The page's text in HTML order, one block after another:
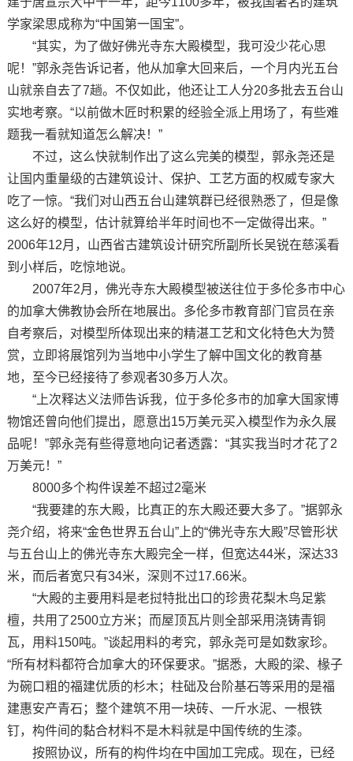
学家梁思成称为“中国第一国宝”。
“其实，为了做好佛光寺东大殿模型，我可没少花心思
呢！”郭永尧告诉记者，他从加拿大回来后，一个月内光五台
山就亲自去了7趟。不仅如此，他还让工人分20多批去五台山
实地考察。“以前做木匠时积累的经验全派上用场了，有些难
题我一看就知道怎么解决！”
不过，这么快就制作出了这么完美的模型，郭永尧还是
让国内重量级的古建筑设计、保护、工艺方面的权威专家大
吃了一惊。“我们对山西五台山建筑群已经很熟悉了，但是像
这么好的模型，估计就算给半年时间也不一定做得出来。”
2006年12月，山西省古建筑设计研究所副所长吴锐在慈溪看
到小样后，吃惊地说。
2007年2月，佛光寺东大殿模型被送往位于多伦多市中心
的加拿大佛教协会所在地展出。多伦多市教育部门官员在亲
自考察后，对模型所体现出来的精湛工艺和文化特色大为赞
赏，立即将展馆列为当地中小学生了解中国文化的教育基
地，至今已经接待了参观者30多万人次。
“上次释达义法师告诉我，位于多伦多市的加拿大国家博
物馆还曾向他们提出，愿意出15万美元买入模型作为永久展
品呢！”郭永尧有些得意地向记者透露：“其实我当时才花了2
万美元！”
8000多个构件误差不超过2毫米
“我要建的东大殿，比真正的东大殿还要大多了。”据郭永
尧介绍，将来“金色世界五台山”上的“佛光寺东大殿”尽管形状
与五台山上的佛光寺东大殿完全一样，但宽达44米，深达33
米，而后者宽只有34米，深则不过17.66米。
“大殿的主要用料是老挝特批出口的珍贵花梨木鸟足紫
檀，共用了2500立方米；而屋顶瓦片则全部采用浇铸青铜
瓦，用料150吨。”谈起用料的考究，郭永尧可是如数家珍。
“所有材料都符合加拿大的环保要求。”据悉，大殿的梁、椽子
为碗口粗的福建优质的杉木；柱础及台阶基石等采用的是福
建惠安产青石；整个建筑不用一块砖、一斤水泥、一根铁
钉，构件间的黏合材料不是木料就是中国传统的生漆。
按照协议，所有的构件均在中国加工完成。现在，已经